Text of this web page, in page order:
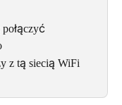
z tą siecią WiFi